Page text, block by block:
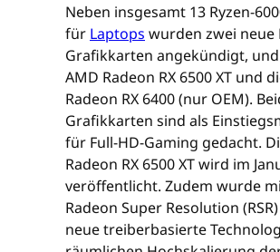
Neben insgesamt 13 Ryzen-
für Laptops wurden zwei neue
Grafikkarten angekündigt,
AMD Radeon RX 6500 XT und
Radeon RX 6400 (nur OEM).
Grafikkarten sind als
für Full-HD-Gaming gedacht.
Radeon RX 6500 XT wird im
veröffentlicht. Zudem wurde
Radeon Super Resolution
neue treiberbasierte